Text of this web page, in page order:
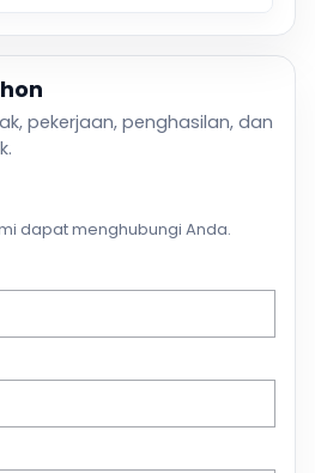
pekerjaan, penghasilan, dan
dapat menghubungi Anda.